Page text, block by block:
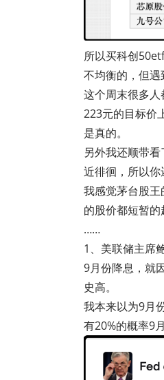
所以买科创
不均衡的，但遇
这个周末很多
223元的目标价
是真的。
另外我还顺带
近徘徊，所以你
我感觉茅台股
的股价都短暂
……
1、美联储主席
9月份降息，就
史高。
我本来以为9月
有20%的概率9